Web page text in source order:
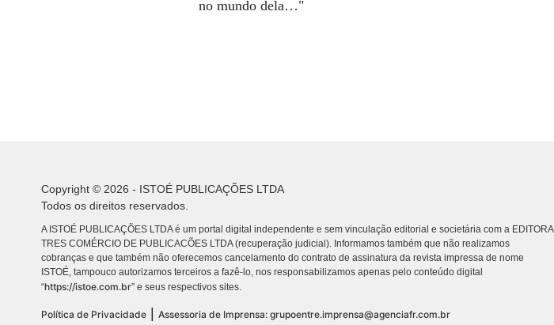
no mundo dela…"
Copyright © 2026 - ISTOÉ PUBLICAÇÕES LTDA
Todos os direitos reservados.
A ISTOÉ PUBLICAÇÕES LTDA é um portal digital independente e sem vinculação editorial e societária com a EDITORA
TRES COMÉRCIO DE PUBLICACÕES LTDA (recuperação judicial). Informamos também que não realizamos
cobranças e que também não oferecemos cancelamento do contrato de assinatura da revista impressa de nome
ISTOÉ, tampouco autorizamos terceiros a fazê-lo, nos responsabilizamos apenas pelo conteúdo digital
“https://istoe.com.br” e seus respectivos sites.
Política de Privacidade Assessoria de Imprensa: grupoentre.imprensa@agenciafr.com.br